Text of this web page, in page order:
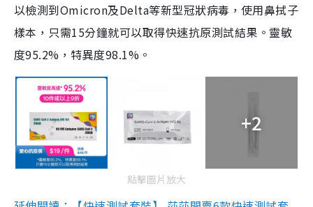
以檢測到Omicron及Delta等新型冠狀病毒，使用鼻拭子
樣本，只需15分鐘就可以取得快速抗原測試結果。靈敏
度95.2%，特異度98.1%。
+2
點擊圖片放大